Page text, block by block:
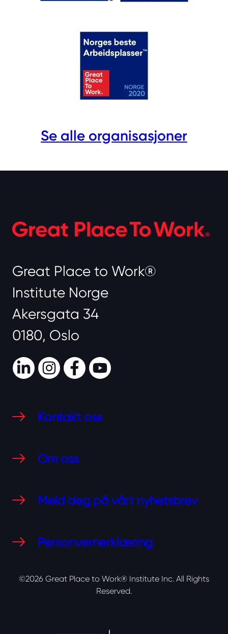
Se alle organisasjoner
Great Place to Work®
Institute Norge
Akersgata 34
0180, Oslo
Kontakt oss
Om oss
Meld deg på vårt nyhetsbrev
Personvernerklæring
©2026 Great Place to Work® Institute Inc. All Rights
Reserved.